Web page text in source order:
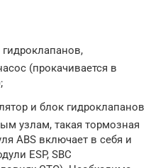
(прокачивается в
и блок гидроклапанов
узлам, такая тормозная
ABS включает в себя и
ESP, SBC